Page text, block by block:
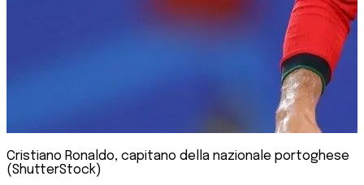
Cristiano Ronaldo, capitano della nazionale portoghese
(ShutterStock)